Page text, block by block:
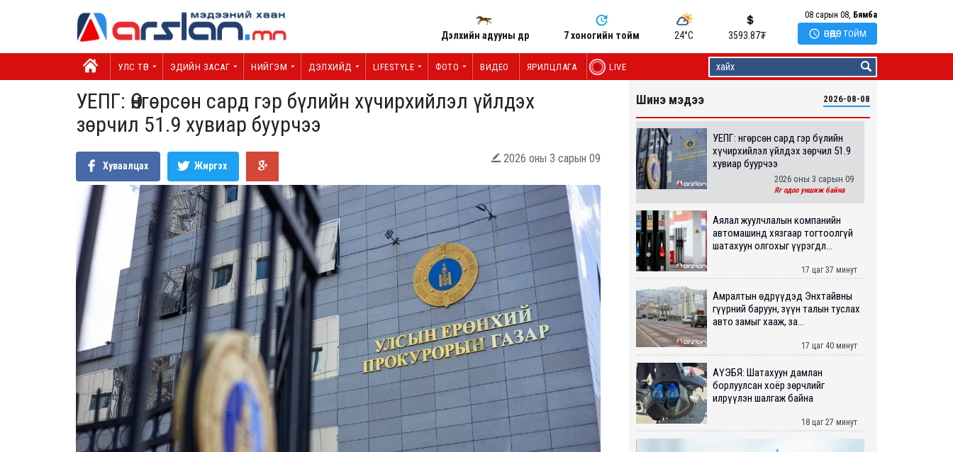
Дэлхийн адууны өдөр 7 хоногийн тойм 24°C 3593.87₮
08 сарын 08, Бямба
 ӨНӨӨДӨР ТОЙМ
УЛС ТӨР ЭДИЙН ЗАСАГ НИЙГЭМ ДЭЛХИЙД LIFESTYLE ФОТО ВИДЕО ЯРИЛЦЛАГА LIVE
УЕПГ: Өнгөрсөн сард гэр бүлийн хүчирхийлэл үйлдэх
зөрчил 51.9 хувиар буурчээ
Хуваалцах Жиргэх
 2026 оны 3 сарын 09
Шинэ мэдээ 2026-08-08
УЕПГ: Өнгөрсөн сард гэр бүлийн
хүчирхийлэл үйлдэх зөрчил 51.9
хувиар буурчээ
2026 оны 3 сарын 09
Яг одоо уншиж байна
Аялал жуулчлалын компанийн
автомашинд хязгаар тогтоолгүй
шатахуун олгохыг үүрэгдл...
17 цаг 37 минут
Амралтын өдрүүдэд Энхтайвны
гүүрний баруун, зүүн талын туслах
авто замыг хааж, за...
17 цаг 40 минут
АҮЭБЯ: Шатахуун дамлан
борлуулсан хоёр зөрчлийг
илрүүлэн шалгаж байна
18 цаг 27 минут